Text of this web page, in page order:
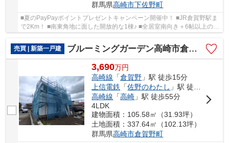
群馬県高崎市下佐野町
■夏のPayPayポイントプレゼントキャンペーン開催中！ ■JR倉賀野駅ま
で2Km！ ■南東角地に面した開放的な1棟♪ ■全居室南向き＋6帖以上の
売買 | 新築一戸建
ブルーミングガーデン高崎市倉賀野町405ーA
3,690万円
高崎線 「倉賀野 」駅 徒歩15分
上信電鉄 「佐野のわたし 」駅 徒歩29分
高崎線 「高崎 」駅 徒歩55分
4LDK
建物面積：105.58㎡（31.93坪）
土地面積：337.64㎡（102.13坪）
群馬県高崎市倉賀野町